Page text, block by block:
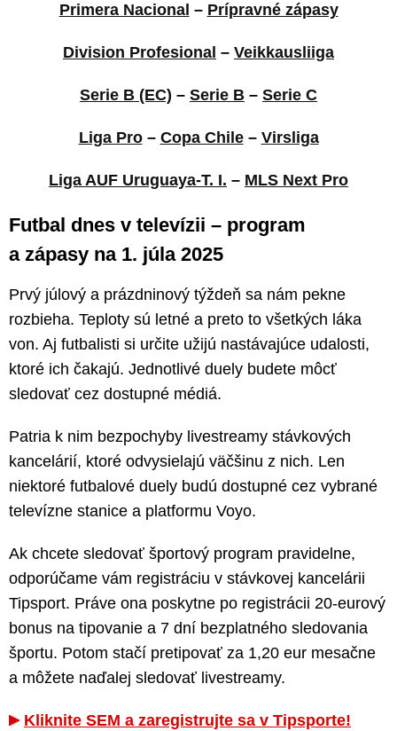
Primera Nacional – Prípravné zápasy
Division Profesional – Veikkausliiga
Serie B (EC) – Serie B – Serie C
Liga Pro– Copa Chile– Virsliga
Liga AUF Uruguaya-T. I. – MLS Next Pro
Futbal dnes v televízii – program
a zápasy na 1. júla 2025
Prvý júlový a prázdninový týždeň sa nám pekne
rozbieha. Teploty sú letné a preto to všetkých láka
von. Aj futbalisti si určite užijú nastávajúce udalosti,
ktoré ich čakajú. Jednotlivé duely budete môcť
sledovať cez dostupné médiá.
Patria k nim bezpochyby livestreamy stávkových
kancelárií, ktoré odvysielajú väčšinu z nich. Len
niektoré futbalové duely budú dostupné cez vybrané
televízne stanice a platformu Voyo.
Ak chcete sledovať športový program pravidelne,
odporúčame vám registráciu v stávkovej kancelárii
Tipsport. Práve ona poskytne po registrácii 20-eurový
bonus na tipovanie a 7 dní bezplatného sledovania
športu. Potom stačí pretipovať za 1,20 eur mesačne
a môžete naďalej sledovať livestreamy.
Kliknite SEM a zaregistrujte sa v Tipsporte!